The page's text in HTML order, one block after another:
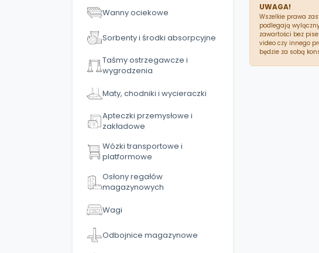
Wanny ociekowe
Sorbenty i środki absorpcyjne
Taśmy ostrzegawcze i
wygrodzenia
Maty, chodniki i wycieraczki
Apteczki przemysłowe i
zakładowe
Wózki transportowe i
platformowe
Osłony regałów
magazynowych
Wagi
Odbojnice magazynowe
UWAGA!
Wszelkie prawa
podlegają
zawartości bez
video czy innego
będzie za sobą